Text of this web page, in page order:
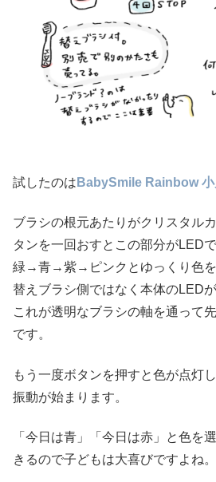
試したのは BabySmile Rainbow
ブラシの根元あたりがクリスタル
タンを一回おすとこの部分が
緑→青→紫→ピンクとゆっくり色を
替えブラシ側ではなく本体のLED
これが透明なブラシの軸を通って
です。
もう一度ボタンを押すと色が点灯
振動が始まります。
「今日は青」「今日は赤」と色を
きるので子どもは大喜びですよね。